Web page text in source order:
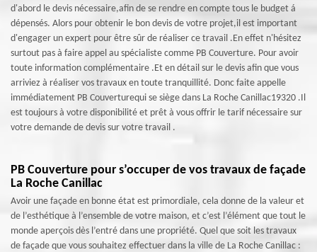
d'abord le devis nécessaire,afin de se rendre en compte tous le budget á
dépensés. Alors pour obtenir le bon devis de votre projet,il est important
d'engager un expert pour être sûr de réaliser ce travail .En effet n'hésitez
surtout pas à faire appel au spécialiste comme PB Couverture. Pour avoir
toute information complémentaire .Et en détail sur le devis afin que vous
arriviez à réaliser vos travaux en toute tranquillité. Donc faite appelle
immédiatement PB Couverturequi se siège dans La Roche Canillac19320 .Il
est toujours à votre disponibilité et prêt à vous offrir le tarif nécessaire sur
votre demande de devis sur votre travail .
PB Couverture pour s’occuper de vos travaux de façade
La Roche Canillac
Avoir une façade en bonne état est primordiale, cela donne de la valeur et
de l’esthétique à l’ensemble de votre maison, et c’est l’élément que tout le
monde aperçois dès l’entré dans une propriété. Quel que soit les travaux
de façade que vous souhaitez effectuer dans la ville de La Roche Canillac :